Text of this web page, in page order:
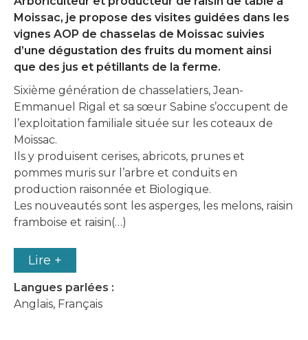
Moissac, je propose des visites guidées dans les
vignes AOP de chasselas de Moissac suivies
d’une dégustation des fruits du moment ainsi
que des jus et pétillants de la ferme.
Sixième génération de chasselatiers, Jean-
Emmanuel Rigal et sa sœur Sabine s’occupent de
l’exploitation familiale située sur les coteaux de
Moissac.
Ils y produisent cerises, abricots, prunes et
pommes muris sur l’arbre et conduits en
production raisonnée et Biologique.
Les nouveautés sont les asperges, les melons, raisin
framboise et raisin(…)
Lire +
Langues parlées :
Anglais, Français